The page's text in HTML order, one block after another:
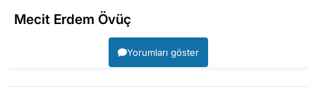
Mecit Erdem Övüç
Yorumları göster